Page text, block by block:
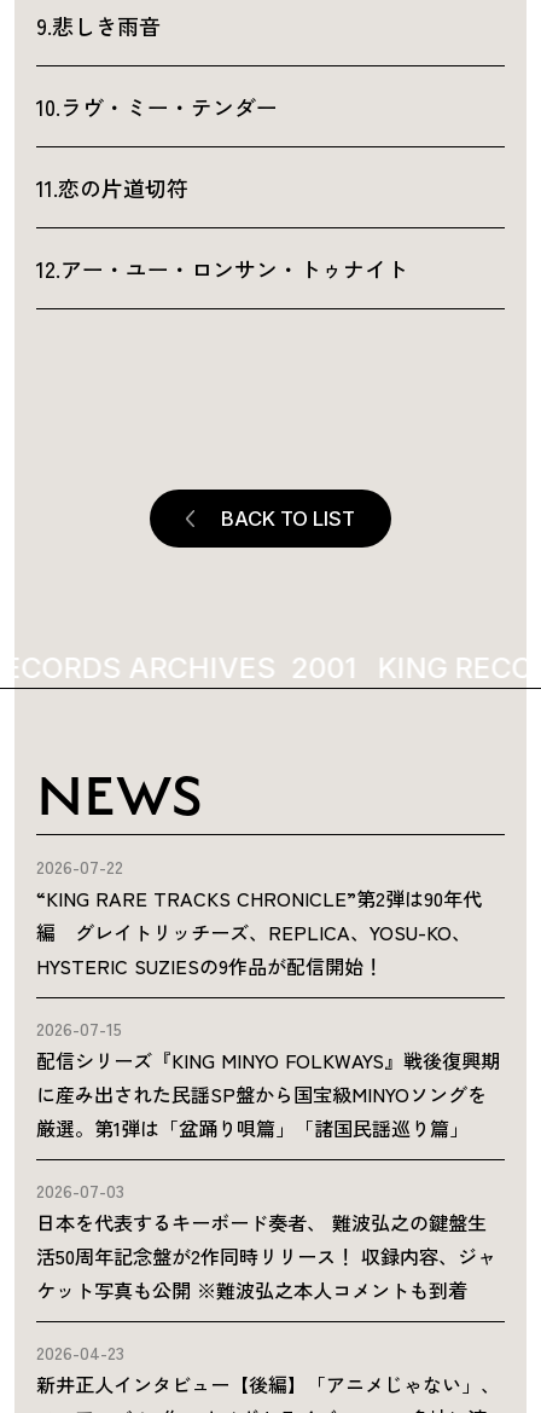
9.悲しき雨音
10.ラヴ・ミー・テンダー
11.恋の片道切符
12.アー・ユー・ロンサン・トゥナイト
BACK TO LIST
ARCHIVES 2001 KING
NEWS
2026-07-22
“KING RARE TRACKS CHRONICLE”第2弾は90年代
編 グレイトリッチーズ、REPLICA、YOSU-KO、
HYSTERIC SUZIESの9作品が配信開始！
2026-07-15
配信シリーズ『KING MINYO FOLKWAYS』戦後復興期
に産み出された民謡SP盤から国宝級MINYOソングを
厳選。第1弾は「盆踊り唄篇」「諸国民謡巡り篇」
2026-07-03
日本を代表するキーボード奏者、 難波弘之の鍵盤生
活50周年記念盤が2作同時リリース！ 収録内容、ジャ
ケット写真も公開 ※難波弘之本人コメントも到着
2026-04-23
新井正人インタビュー【後編】「アニメじゃない」、